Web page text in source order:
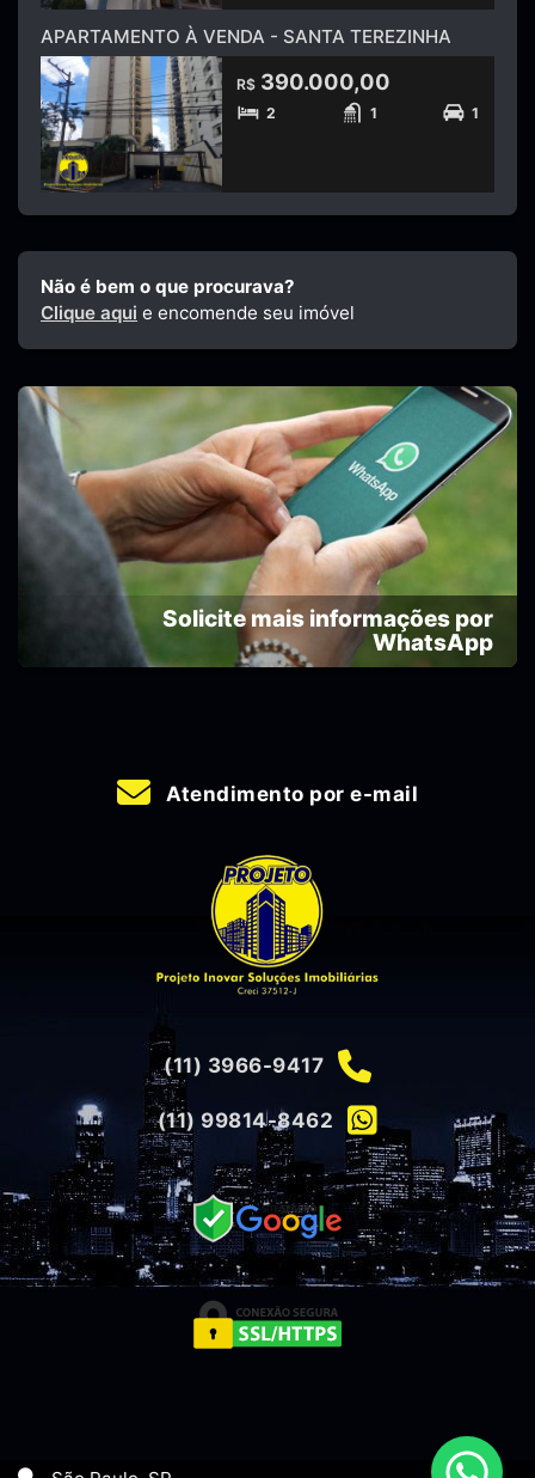
APARTAMENTO À VENDA - SANTA TEREZINHA
R$ 390.000,00
2 1 1
Não é bem o que procurava?
Clique aqui e encomende seu imóvel
Solicite mais informações por
WhatsApp
Atendimento por e-mail
(11) 3966-9417
(11) 99814-8462